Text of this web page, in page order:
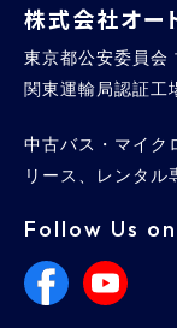
株式会社オー
東京都公安委員
関東運輸局認証
中古バス・マイク
リース、レンタル
Follow Us on